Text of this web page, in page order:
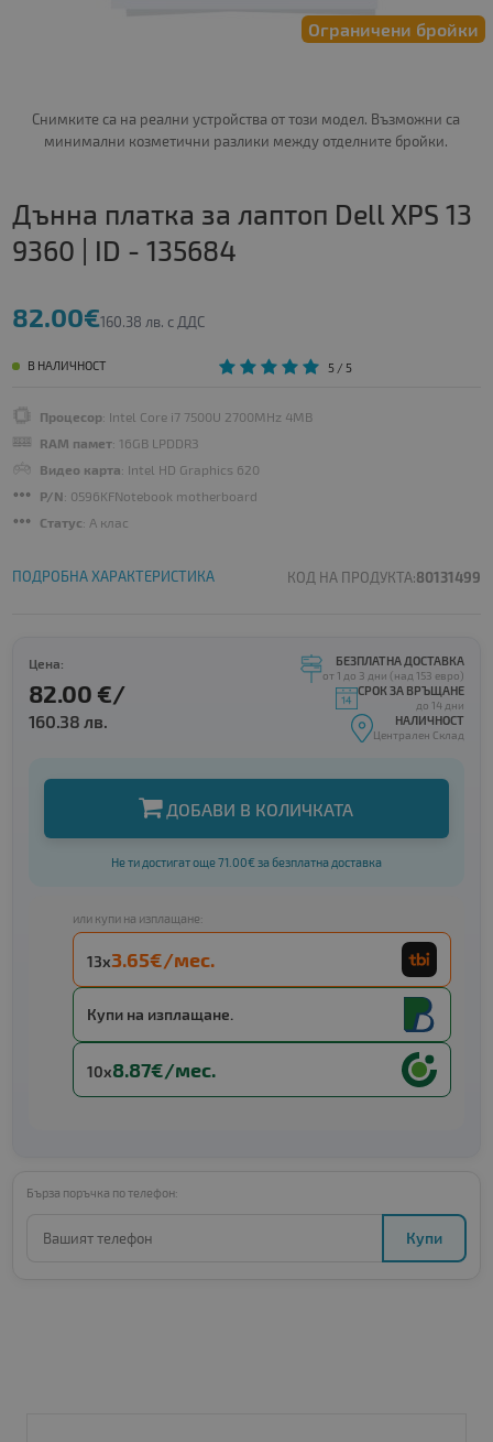
Ограничени бройки
Снимките са на реални устройства от този модел. Възможни са
минимални козметични разлики между отделните бройки.
Дънна платка за лаптоп Dell XPS 13
9360 | ID - 135684
82.00€160.38 лв. с ДДС
В НАЛИЧНОСТ 5/ 5
Процесор: Intel Core i7 7500U 2700MHz 4MB
RAM памет: 16GB LPDDR3
Видео карта: Intel HD Graphics 620
P/N: 0596KFNotebook motherboard
Статус: A клас
ПОДРОБНА ХАРАКТЕРИСТИКА КОД НА ПРОДУКТА:80131499
Цена:
82.00 €/
160.38 лв.
БЕЗПЛАТНА ДОСТАВКА
от 1 до 3 дни (над 153 евро)
СРОК ЗА ВРЪЩАНЕ
до 14 дни
НАЛИЧНОСТ
Централен Склад
ДОБАВИ В КОЛИЧКАТА
Не ти достигат още 71.00€ за безплатна доставка
или купи на изплащане:
13x3.65€/мес.
Купи на изплащане.
10x8.87€/мес.
Бърза поръчка по телефон:
Купи